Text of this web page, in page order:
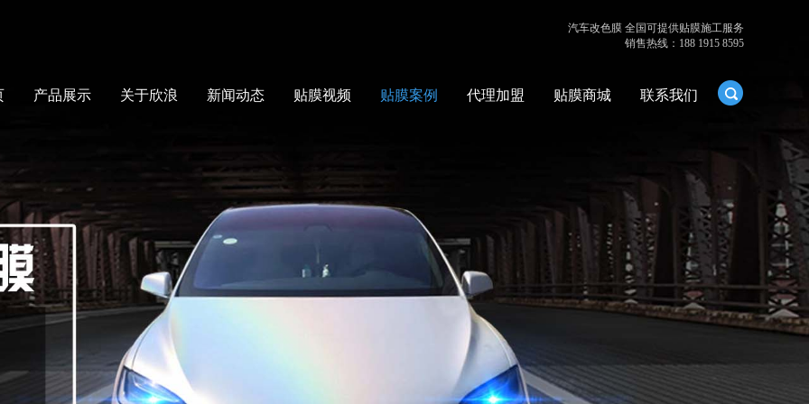
汽车改色膜 全国可提供贴膜施工服务
销售热线：188 1915 8595
产品展示 关于欣浪 新闻动态 贴膜视频 贴膜案例 代理加盟 贴膜商城 联系我们